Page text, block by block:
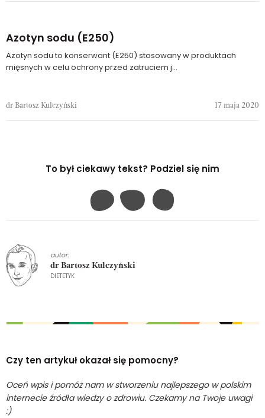
Azotyn sodu (E250)
Azotyn sodu to konserwant (E250) stosowany w produktach
mięsnych w celu ochrony przed zatruciem j...
dr Bartosz Kulczyński 17 maja 2020
To był ciekawy tekst? Podziel się nim
autor:
dr Bartosz Kulczyński
DIETETYK
Czy ten artykuł okazał się pomocny?
Oceń wpis i pomóż nam w stworzeniu najlepszego w polskim
internecie źródła wiedzy o zdrowiu. Czekamy na Twoje uwagi
:)